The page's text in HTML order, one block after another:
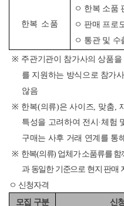
한복 소품
ㅇ 한복 소품
ㅇ 판매 프로
ㅇ 통관 및 수
※ 주관기관이 참가사의 상품
를 지원하는 방식으로 참가
않음
※ 한복(의류)은 사이즈 맞춤
특성을 고려하여 전시 ·체험
구매는 사후 거래 연계를 통
※ 한복(의류) 업체가 소품류를 함
과 동일한 기준으로 현지 판매
ㅇ 신청자격
모집 구분
신